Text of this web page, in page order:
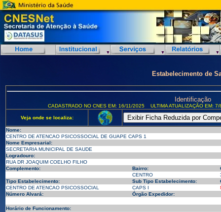
Estabelecimento de
Identificação
CADASTRADO NO CNES EM: 16/11/2025 ULTIMA ATUALIZAÇÃO EM:
Veja onde se localiza:
Nome:
CENTRO DE ATENCAO PSICOSSOCIAL DE GUAPE CAPS 1
Nome Empresarial:
SECRETARIA MUNICIPAL DE SAUDE
Logradouro:
RUA DR JOAQUIM COELHO FILHO
Complemento:
Bairro:
CENTRO
Tipo Estabelecimento:
Sub Tipo Estabelecimento:
CENTRO DE ATENCAO PSICOSSOCIAL
CAPS I
Número Alvará:
Órgão Expedidor:
Horário de Funcionamento: